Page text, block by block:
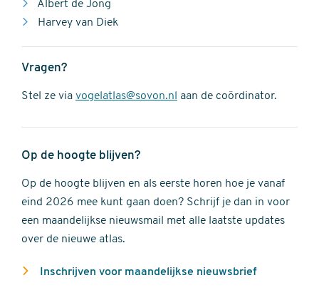
Albert de Jong
Harvey van Diek
Vragen?
Stel ze via vogelatlas@sovon.nl aan de coördinator.
Op de hoogte blijven?
Op de hoogte blijven en als eerste horen hoe je vanaf
eind 2026 mee kunt gaan doen? Schrijf je dan in voor
een maandelijkse nieuwsmail met alle laatste updates
over de nieuwe atlas.
Inschrijven voor maandelijkse nieuwsbrief